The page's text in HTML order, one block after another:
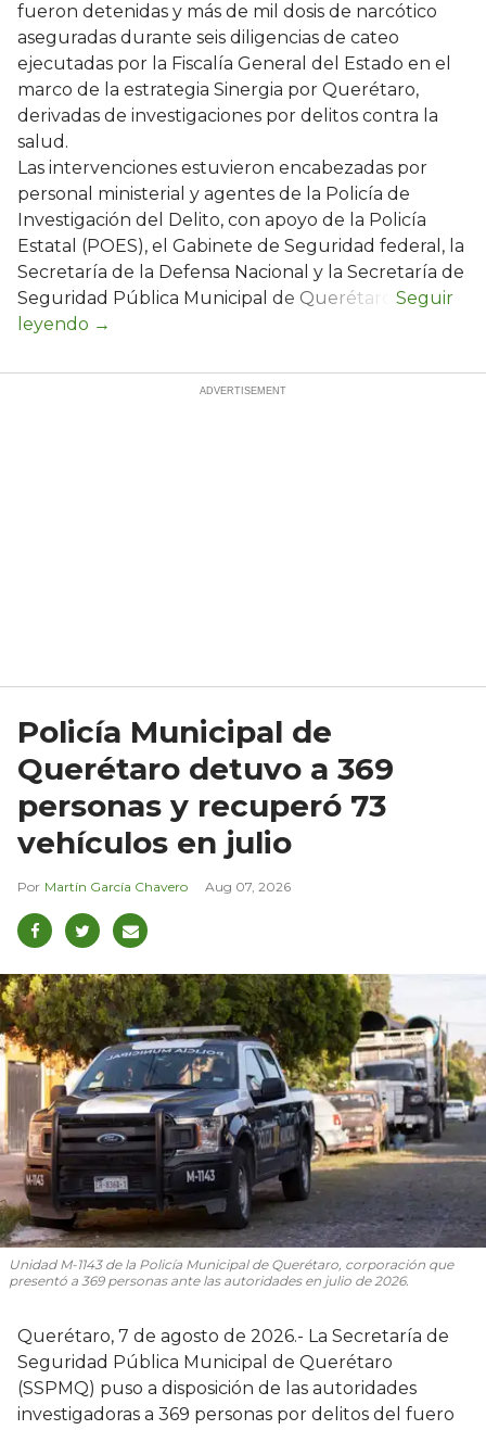
fueron detenidas y más de mil dosis de narcótico
aseguradas durante seis diligencias de cateo
ejecutadas por la Fiscalía General del Estado en el
marco de la estrategia Sinergia por Querétaro,
derivadas de investigaciones por delitos contra la
salud.
Las intervenciones estuvieron encabezadas por
personal ministerial y agentes de la Policía de
Investigación del Delito, con apoyo de la Policía
Estatal (POES), el Gabinete de Seguridad federal, la
Secretaría de la Defensa Nacional y la Secretaría de
Seguridad Pública Municipal de Querétaro.
Policía Municipal de
Querétaro detuvo a 369
personas y recuperó 73
vehículos en julio
Martín García Chavero Aug 07, 2026
Unidad M-1143 de la Policía Municipal de Querétaro, corporación que
presentó a 369 personas ante las autoridades en julio de 2026.
Querétaro, 7 de agosto de 2026.- La Secretaría de
Seguridad Pública Municipal de Querétaro
(SSPMQ) puso a disposición de las autoridades
investigadoras a 369 personas por delitos del fuero